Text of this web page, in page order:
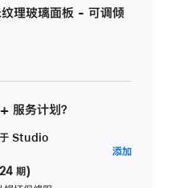
玻璃面板 - 可调倾
服务计划？
Studio
期)
添加